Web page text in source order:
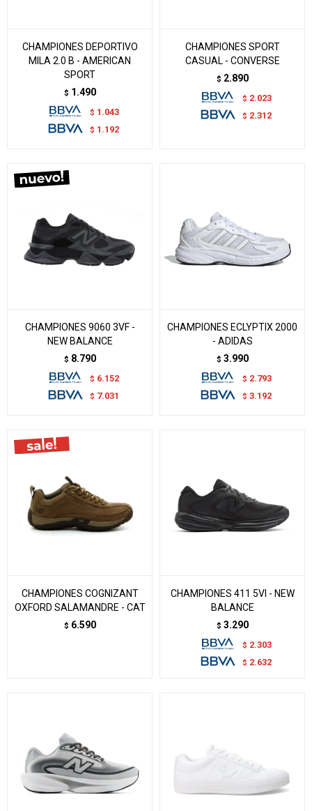
CHAMPIONES DEPORTIVO
MILA 2.0 B - AMERICAN
SPORT
$ 1.490
$ 1.043
$ 1.192
CHAMPIONES SPORT
CASUAL - CONVERSE
$ 2.890
$ 2.023
$ 2.312
CHAMPIONES 9060 3VF -
NEW BALANCE
$ 8.790
$ 6.152
$ 7.031
CHAMPIONES ECLYPTIX 2000
- ADIDAS
$ 3.990
$ 2.793
$ 3.192
CHAMPIONES COGNIZANT
OXFORD SALAMANDRE - CAT
$ 6.590
CHAMPIONES 411 5VI - NEW
BALANCE
$ 3.290
$ 2.303
$ 2.632